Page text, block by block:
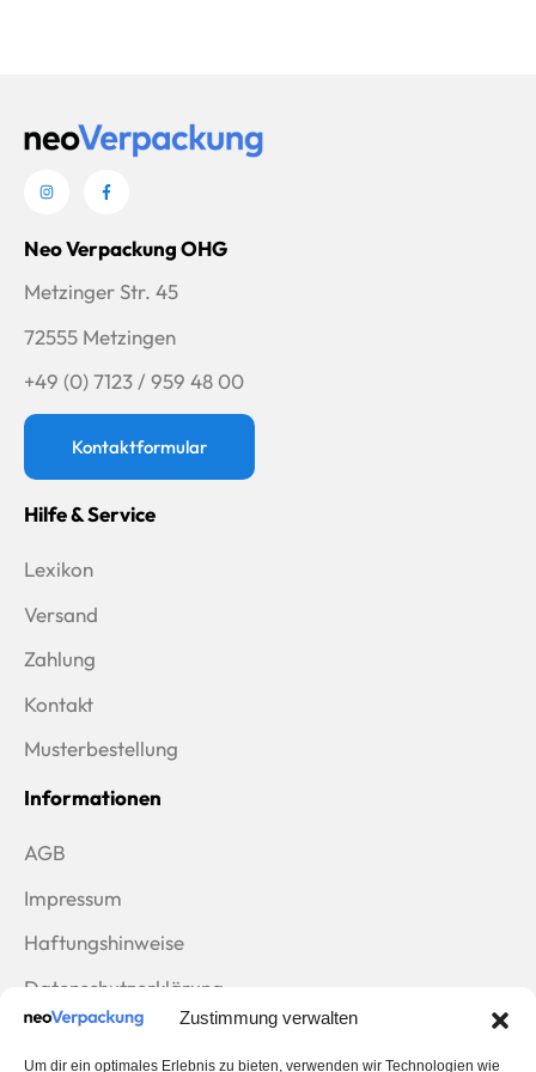
Zustimmung verwalten
Um dir ein optimales Erlebnis zu bieten, verwenden wir Technologien wie
Neo Verpackung OHG
Metzinger Str. 45
72555 Metzingen
+49 (0) 7123 / 959 48 00
Kontaktformular
Hilfe & Service
Lexikon
Versand
Zahlung
Kontakt
Musterbestellung
Informationen
AGB
Impressum
Haftungshinweise
Datenschutzerklärung
Rücksendungen